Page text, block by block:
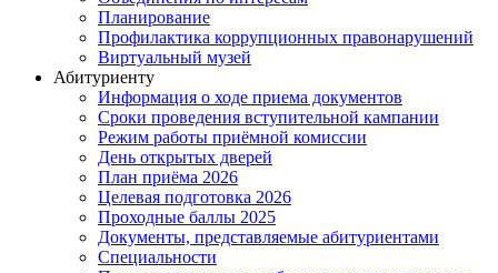
Планирование
Профилактика коррупционных правонарушений
Виртуальный музей
Абитуриенту
Информация о ходе приема документов
Сроки проведения вступительной кампании
Режим работы приёмной комиссии
День открытых дверей
План приёма 2026
Целевая подготовка 2026
Проходные баллы 2025
Документы, представляемые абитуриентами
Специальности